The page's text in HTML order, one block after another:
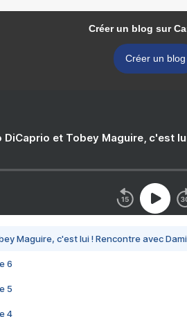
Créer un blog sur
Créer un blog
DiCaprio et Tobey Maguire, c'est
Maguire, c'est lui ! Rencontre avec
6
5
4